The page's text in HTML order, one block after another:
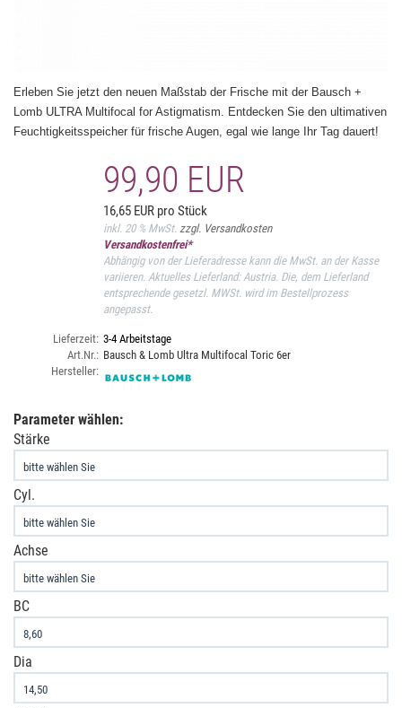
Erleben Sie jetzt den neuen Maßstab der Frische mit der Bausch +
Lomb ULTRA Multifocal for Astigmatism. Entdecken Sie den ultimativen
Feuchtigkeitsspeicher für frische Augen, egal wie lange Ihr Tag dauert!
99,90 EUR
16,65 EUR pro Stück
inkl. 20 % MwSt. zzgl. Versandkosten
Versandkostenfrei*
Abhängig von der Lieferadresse kann die MwSt. an der Kasse
variieren. Aktuelles Lieferland: Austria. Die, dem Lieferland
entsprechende gesetzl. MWSt. wird im Bestellprozess
angepasst.
Lieferzeit: 3-4 Arbeitstage
Art.Nr.: Bausch & Lomb Ultra Multifocal Toric 6er
Hersteller:
Parameter wählen:
Stärke
Cyl.
Achse
BC
Dia